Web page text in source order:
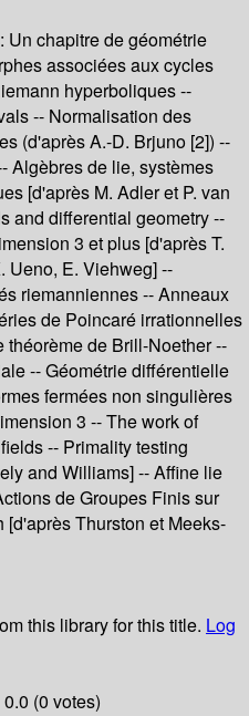
Un chapitre de géométrie
associées aux cycles
hyperboliques --
-- Normalisation des
(d'après A.-D. Brjuno [2]) --
Algèbres de lie, systèmes
[d'après M. Adler et P. van
and differential geometry --
3 et plus [d'après T.
Ueno, E. Viehweg] --
riemanniennes -- Anneaux
de Poincaré irrationnelles
théorème de Brill-Noether --
-- Géométrie différentielle
fermées non singulières
3 -- The work of
-- Primality testing
and Williams] -- Affine lie
de Groupes Finis sur
Thurston et Meeks-
this library for this title. Log
(0 votes)